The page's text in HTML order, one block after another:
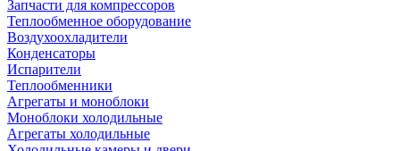
Запчасти для компрессоров
Теплообменное оборудование
Воздухоохладители
Конденсаторы
Испарители
Теплообменники
Агрегаты и моноблоки
Моноблоки холодильные
Агрегаты холодильные